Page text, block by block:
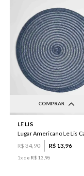
COMPRAR
LE LIS
R$34,90 R$ 13 96
1x de R$ 13 96